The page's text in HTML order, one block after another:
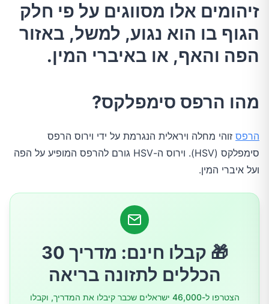
מהו הרפס סימפלקס?
מה גורם הרפס סימפלקס?
1. הרפס גניטלי
זיהומים אלו מסווגים על פי חלק
הגוף בו הוא נגוע, למשל, באזור
הפה והאף, או באיברי המין.
מהו הרפס סימפלקס?
הרפס זוהי מחלה ויראלית הנגרמת על ידי וירוס הרפס
סימפלקס (HSV). וירוס ה-HSV גורם להרפס המופיע על הפה
ועל איברי המין.
🎁 קבלו חינם: מדריך 30
הכללים לתזונה בריאה
הצטרפו ל-46,000 ישראלים שכבר קיבלו את המדריך, וקבלו